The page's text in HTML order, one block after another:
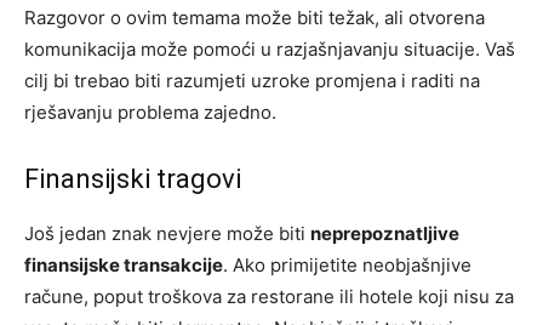
Razgovor o ovim temama može biti težak, ali otvorena
komunikacija može pomoći u razjašnjavanju situacije. Vaš
cilj bi trebao biti razumjeti uzroke promjena i raditi na
rješavanju problema zajedno.
Finansijski tragovi
Još jedan znak nevjere može biti neprepoznatljive
finansijske transakcije. Ako primijetite neobjašnjive
račune, poput troškova za restorane ili hotele koji nisu za